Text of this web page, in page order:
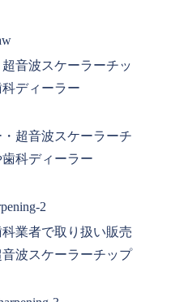
音波スケーラーチッ
ディーラー
超音波スケーラーチ
科ディーラー
2
業者で取り扱い販売
波スケーラーチップ